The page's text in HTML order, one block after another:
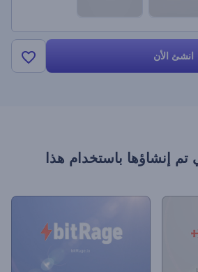
انشئ الأن
تم إنشاؤها باستخدام هذا